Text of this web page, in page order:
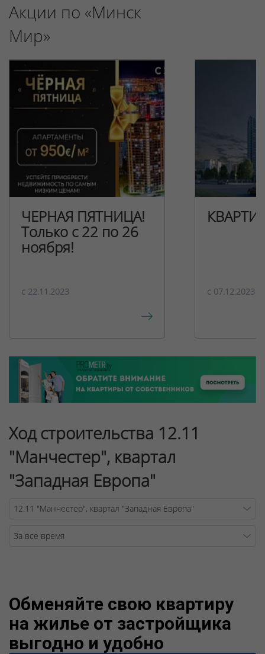
Акции по «Минск
Мир»
ЧЕРНАЯ ПЯТНИЦА!
Только с 22 по 26
ноября!
c 22.11.2023 c 07.12.2023
Ход строительства 12.11
"Манчестер", квартал
"Западная Европа"
Обменяйте свою квартиру
на жилье от застройщика
выгодно и удобно